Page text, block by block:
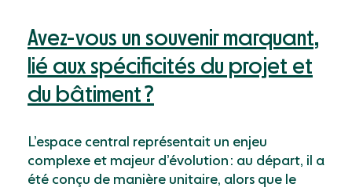
Avez-vous un souvenir marquant,
lié aux spécificités du projet et
du bâtiment ?
Lʼespace central représentait un enjeu
complexe et majeur dʼévolution : au départ, il a
été conçu de manière unitaire, alors que le